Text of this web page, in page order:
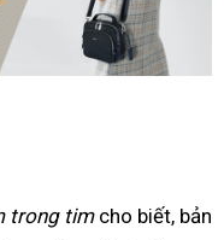
trong timcho biết, bản